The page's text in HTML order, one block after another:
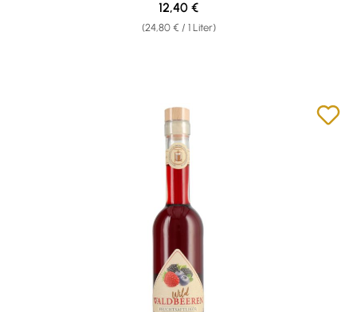
(24,80 € / 1 Liter)
Regulärer Preis:
12,40 €